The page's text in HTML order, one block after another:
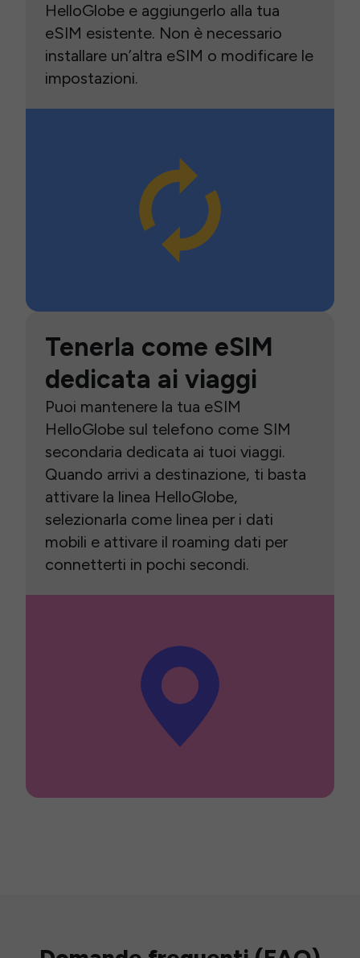
HelloGlobe e aggiungerlo alla tua
eSIM esistente. Non è necessario
installare un’altra eSIM o modificare le
impostazioni.
Tenerla come eSIM
dedicata ai viaggi
Puoi mantenere la tua eSIM
HelloGlobe sul telefono come SIM
secondaria dedicata ai tuoi viaggi.
Quando arrivi a destinazione, ti basta
attivare la linea HelloGlobe,
selezionarla come linea per i dati
mobili e attivare il roaming dati per
connetterti in pochi secondi.